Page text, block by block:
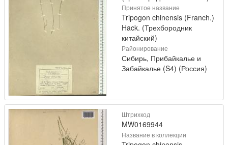
Принятое название
Tripogon chinensis (Franch.)
Hack. (Трехбородник
китайский)
Районирование
Сибирь, Прибайкалье и
Забайкалье (S4) (Россия)
Штрихкод
MW0169944
Название в коллекции